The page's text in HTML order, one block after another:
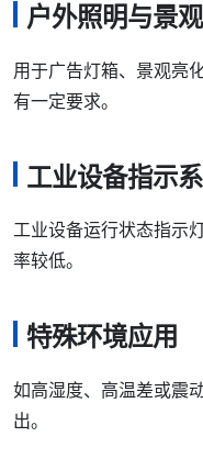
户外照明与景
用于广告灯箱、景观亮
有一定要求。
工业设备指示
工业设备运行状态指示
率较低。
特殊环境应用
如高湿度、高温差或震
出。